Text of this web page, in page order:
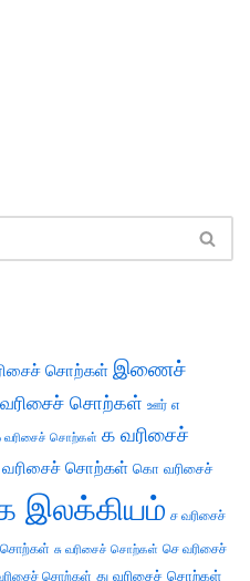
சொற்கள் இணைச்
வரிசைச் சொற்கள் ஊர் எ
வரிசைச் சொற்கள் க வரிசைச்
வரிசைச் சொற்கள் கொ வரிசைச்
இலக்கியம் ச வரிசைச்
சொற்கள் சு வரிசைச் சொற்கள் செ வரிசைச்
சொற்கள் து வரிசைச் சொற்கள்